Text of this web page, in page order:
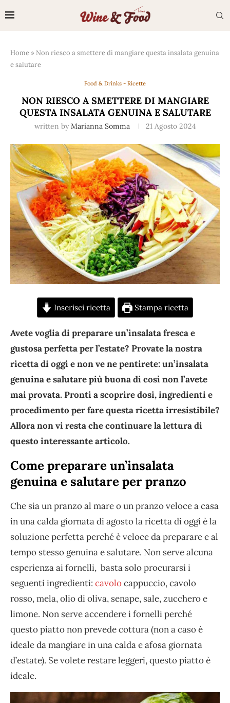
Home » Non riesco a smettere di mangiare questa insalata genuina
e salutare
Food & Drinks - Ricette
NON RIESCO A SMETTERE DI MANGIARE
QUESTA INSALATA GENUINA E SALUTARE
written by Marianna Somma 21 Agosto 2024
Inserisci ricetta Stampa ricetta
Avete voglia di preparare un’insalata fresca e
gustosa perfetta per l’estate? Provate la nostra
ricetta di oggi e non ve ne pentirete: un’insalata
genuina e salutare più buona di così non l’avete
mai provata. Pronti a scoprire dosi, ingredienti e
procedimento per fare questa ricetta irresistibile?
Allora non vi resta che continuare la lettura di
questo interessante articolo.
Come preparare un’insalata
genuina e salutare per pranzo
Che sia un pranzo al mare o un pranzo veloce a casa
in una calda giornata di agosto la ricetta di oggi è la
soluzione perfetta perché è veloce da preparare e al
tempo stesso genuina e salutare. Non serve alcuna
esperienza ai fornelli, basta solo procurarsi i
seguenti ingredienti: cavolocappuccio, cavolo
rosso, mela, olio di oliva, senape, sale, zucchero e
limone. Non serve accendere i fornelli perché
questo piatto non prevede cottura (non a caso è
ideale da mangiare in una calda e afosa giornata
d’estate). Se volete restare leggeri, questo piatto è
ideale.